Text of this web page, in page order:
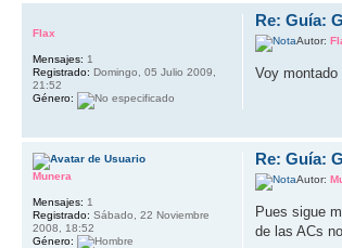
Re: Guía:
Autor:
Voy
Flax
Mensajes: 1
Registrado: Domingo, 05 Julio 2009,
21:52
Género:
Re: Guía:
Autor:
Pues sigue
de las ACs
Munera
Mensajes: 1
Registrado: Sábado, 22 Noviembre
2008, 18:52
Género: